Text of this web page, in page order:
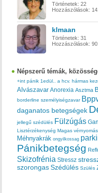
Történetek: 22
Hozzászólások:
klmaan
Történetek: 31
Hozzászólások:
Népszerű témák,
+int pánik 1edül.. a hcv. hármas
Alvászavar Anorexia Asztma
borderline személyiségzavar
daganatos betegségek
jellegű szédülés Fülzúgás
Lisztérzékenység Magas vérnyomás
Méhnyakrák ongyilkossag
Pánikbetegség
Skizofrénia Stressz
szorongas Szédülés Szülés